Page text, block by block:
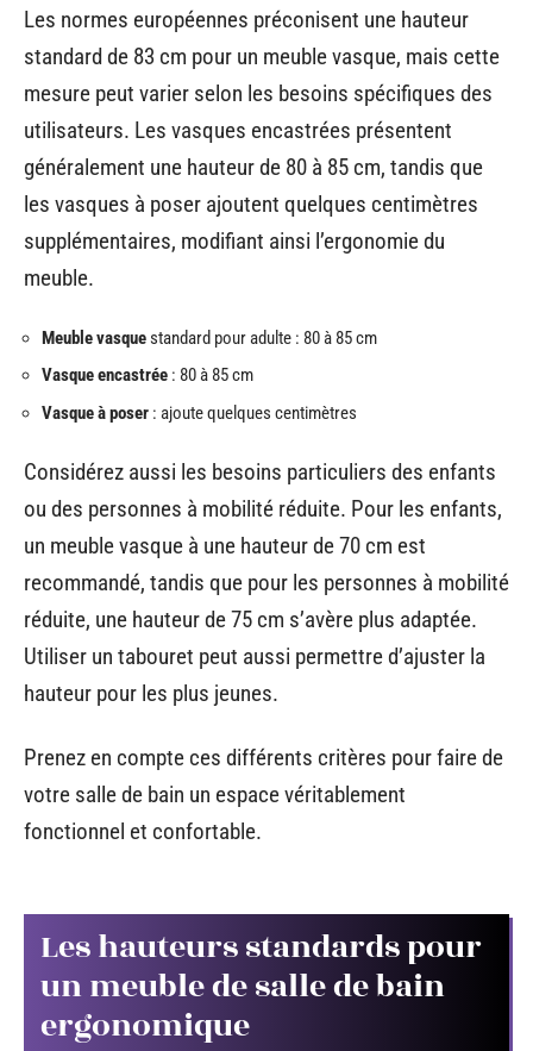
Les normes européennes préconisent une hauteur
standard de 83 cm pour un meuble vasque, mais cette
mesure peut varier selon les besoins spécifiques des
utilisateurs. Les vasques encastrées présentent
généralement une hauteur de 80 à 85 cm, tandis que
les vasques à poser ajoutent quelques centimètres
supplémentaires, modifiant ainsi l’ergonomie du
meuble.
Meuble vasquestandard pour adulte : 80 à 85 cm
Vasque encastrée : 80 à 85 cm
Vasque à poser : ajoute quelques centimètres
Considérez aussi les besoins particuliers des enfants
ou des personnes à mobilité réduite. Pour les enfants,
un meuble vasque à une hauteur de 70 cm est
recommandé, tandis que pour les personnes à mobilité
réduite, une hauteur de 75 cm s’avère plus adaptée.
Utiliser un tabouret peut aussi permettre d’ajuster la
hauteur pour les plus jeunes.
Prenez en compte ces différents critères pour faire de
votre salle de bain un espace véritablement
fonctionnel et confortable.
Les hauteurs standards pour
un meuble de salle de bain
ergonomique